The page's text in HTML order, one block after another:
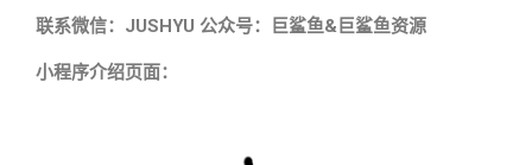
联系微信：JUSHYU 公众号：巨鲨鱼&巨鲨鱼资源
小程序介绍页面：